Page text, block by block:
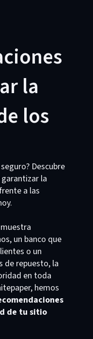
la
los
Descubre
la
a las
un banco que
o un
de repuesto, la
en toda
hemos
de tu sitio